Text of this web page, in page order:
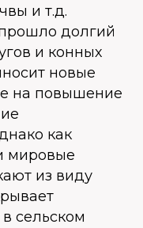
и т.д.
долгий
и конных
новые
на повышение
как
мировые
из виду
сельском